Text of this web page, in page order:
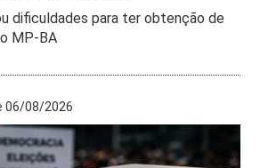
dificuldades para ter obtenção de
MP-BA
06/08/2026